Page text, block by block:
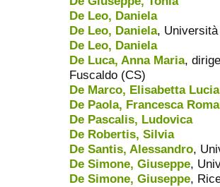
De Leo, Daniela
De Leo, Daniela,
De Leo, Daniela
De Luca, Anna Maria,
Fuscaldo (CS)
De Marco, Elisabetta Lucia
De Paola, Francesca
De Pascalis, Ludovica
De Robertis, Silvia
De Santis, Alessandro,
De Simone, Giuseppe,
De Simone, Giuseppe,